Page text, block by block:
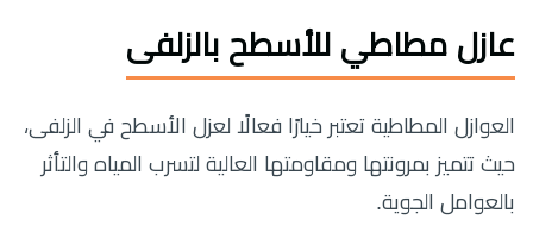
عازل مطاطي للأسطح بالزلفى
العوازل المطاطية تعتبر خيارًا فعالًا لعزل الأسطح في الزلفى،
حيث تتميز بمرونتها ومقاومتها العالية لتسرب المياه والتأثر
بالعوامل الجوية.